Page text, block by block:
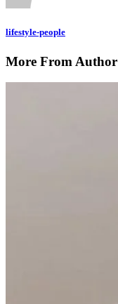
lifestyle-people
More From Author